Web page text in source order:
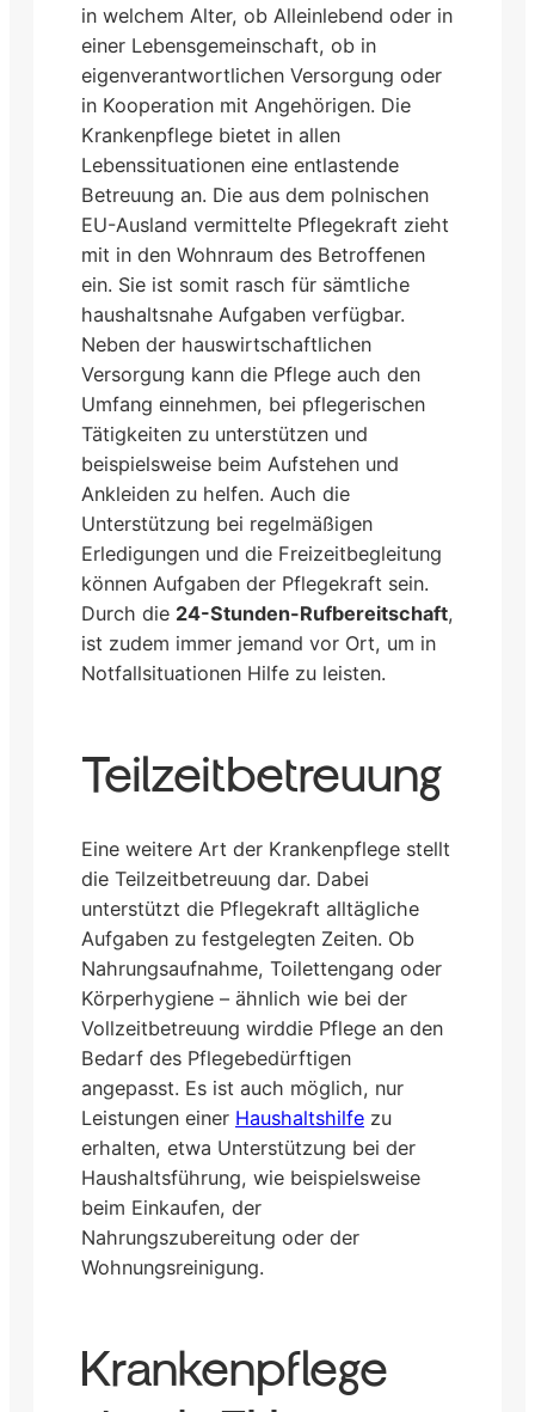
in welchem Alter, ob Alleinlebend oder in
einer Lebensgemeinschaft, ob in
eigenverantwortlichen Versorgung oder
in Kooperation mit Angehörigen. Die
Krankenpflege bietet in allen
Lebenssituationen eine entlastende
Betreuung an. Die aus dem polnischen
EU-Ausland vermittelte Pflegekraft zieht
mit in den Wohnraum des Betroffenen
ein. Sie ist somit rasch für sämtliche
haushaltsnahe Aufgaben verfügbar.
Neben der hauswirtschaftlichen
Versorgung kann die Pflege auch den
Umfang einnehmen, bei pflegerischen
Tätigkeiten zu unterstützen und
beispielsweise beim Aufstehen und
Ankleiden zu helfen. Auch die
Unterstützung bei regelmäßigen
Erledigungen und die Freizeitbegleitung
können Aufgaben der Pflegekraft sein.
Durch die 24-Stunden-Rufbereitschaft,
ist zudem immer jemand vor Ort, um in
Notfallsituationen Hilfe zu leisten.
Teilzeitbetreuung
Eine weitere Art der Krankenpflege stellt
die Teilzeitbetreuung dar. Dabei
unterstützt die Pflegekraft alltägliche
Aufgaben zu festgelegten Zeiten. Ob
Nahrungsaufnahme, Toilettengang oder
Körperhygiene – ähnlich wie bei der
Vollzeitbetreuung wirddie Pflege an den
Bedarf des Pflegebedürftigen
angepasst. Es ist auch möglich, nur
Leistungen einer Haushaltshilfe zu
erhalten, etwa Unterstützung bei der
Haushaltsführung, wie beispielsweise
beim Einkaufen, der
Nahrungszubereitung oder der
Wohnungsreinigung.
Krankenpflege